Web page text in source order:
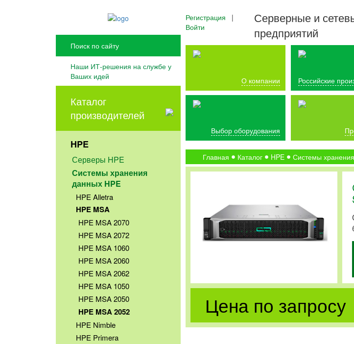
Наши ИТ-решения на службе у
Ваших идей
Каталог
производителей
HPE
Серверы HPE
Системы хранения
данных HPE
HPE Alletra
HPE MSA
HPE MSA 2070
HPE MSA 2072
HPE MSA 1060
HPE MSA 2060
HPE MSA 2062
HPE MSA 1050
HPE MSA 2050
HPE MSA 2052
HPE Nimble
HPE Primera
Регистрация |
Войти
Серверные и
предприятий
О компании Российские
Выбор оборудования
Главная Каталог HPE Системы
Цена по запросу